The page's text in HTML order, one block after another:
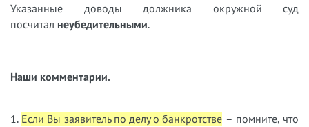
Указанные доводы должника окружной суд
посчитал неубедительными.
Наши комментарии.
1. Если Вы заявитель по делу о банкротстве – помните, что